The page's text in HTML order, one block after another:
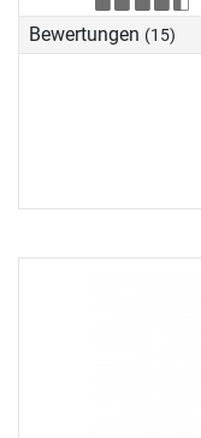
Bewertungen (15)